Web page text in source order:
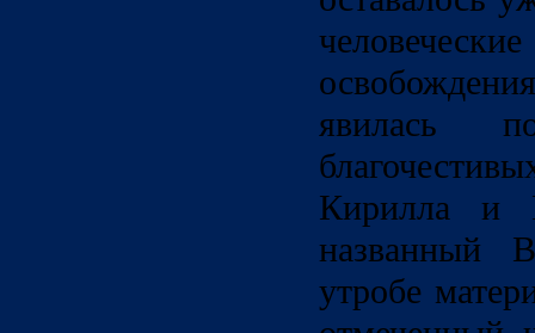
явилась
Кирилла и
названный
утробе